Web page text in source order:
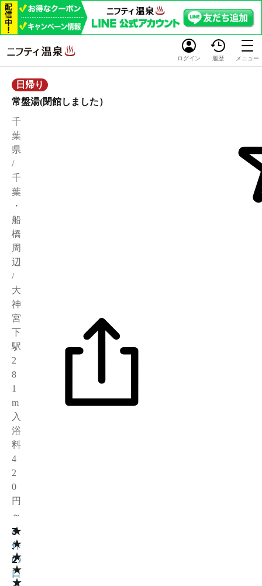
ログイン 履歴 メニュー
日帰り
常盤湯(閉館しました）
千
葉
県
/
千
葉
・
船
橋
周
辺
/
大
神
宮
下
駅
2
8
1
m
入
浴
料
4
2
0
円
～
★
★
★
★
★
3
.
2
4
件
の
口